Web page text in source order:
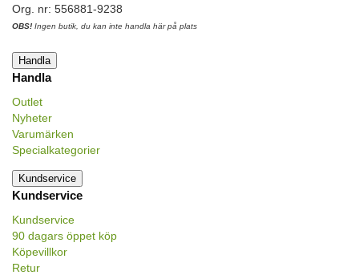
Org. nr: 556881-9238
OBS! Ingen butik, du kan inte handla här på plats
Handla
Handla
Outlet
Nyheter
Varumärken
Specialkategorier
Kundservice
Kundservice
Kundservice
90 dagars öppet köp
Köpevillkor
Retur